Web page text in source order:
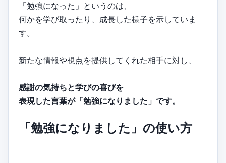
「勉強になった」というのは、
何かを学び取ったり、成長した様子を示していま
す。
新たな情報や視点を提供してくれた相手に対し、
感謝の気持ちと学びの喜びを
表現した言葉が「勉強になりました」です。
「勉強になりました」の使い方